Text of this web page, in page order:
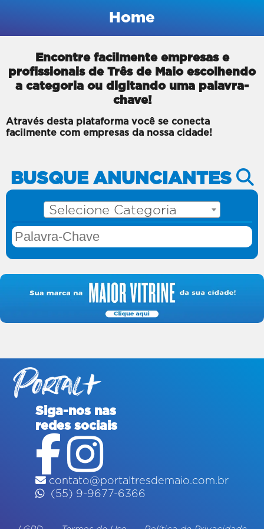
Home
Encontre facilmente empresas e
profissionais de Três de Maio escolhendo
a categoria ou digitando uma palavra-
chave!
Através desta plataforma você se conecta
facilmente com empresas da nossa cidade!
BUSQUE ANUNCIANTES
Selecione Categoria
Siga-nos nas
redes sociais
contato@portaltresdemaio.com.br
(55) 9-9677-6366